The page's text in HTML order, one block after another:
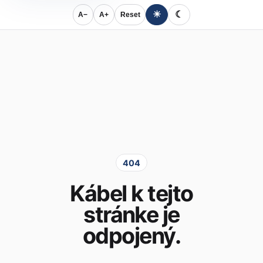
A− A+ Reset ☀ ☾
404
Kábel k tejto
stránke je
odpojený.